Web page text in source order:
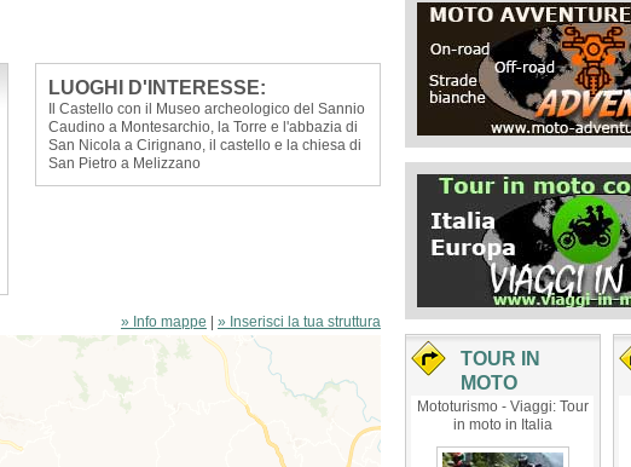
LUOGHI D'INTERESSE:
Il Castello con il Museo archeologico del Sannio
Caudino a Montesarchio, la Torre e l'abbazia di
San Nicola a Cirignano, il castello e la chiesa di
San Pietro a Melizzano
» Info mappe » Inserisci la tua struttura
TOUR IN
MOTO
Mototurismo - Viaggi: Tour
in moto in Italia